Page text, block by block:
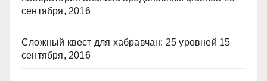
сентября, 2016
Сложный квест для хабравчан: 25 уровней 15
сентября, 2016